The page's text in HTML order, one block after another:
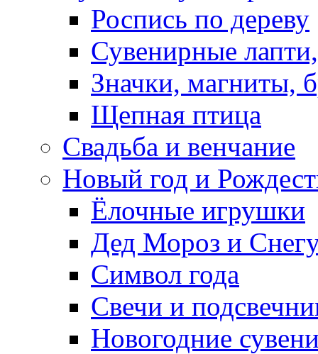
Роспись по дереву
Сувенирные
Значки, магниты,
Щепная птица
Свадьба и венчание
Новый год и
Ёлочные игрушки
Дед Мороз и
Символ года
Свечи и
Новогодние